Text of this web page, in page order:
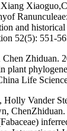
and
52(5): 551-
Zhiduan.
plant
Life
Holly Vander
ChenZhiduan.